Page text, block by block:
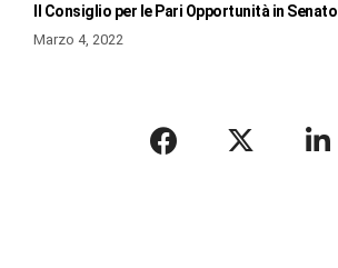
Il Consiglio per le Pari Opportunità in Senato
Marzo 4, 2022